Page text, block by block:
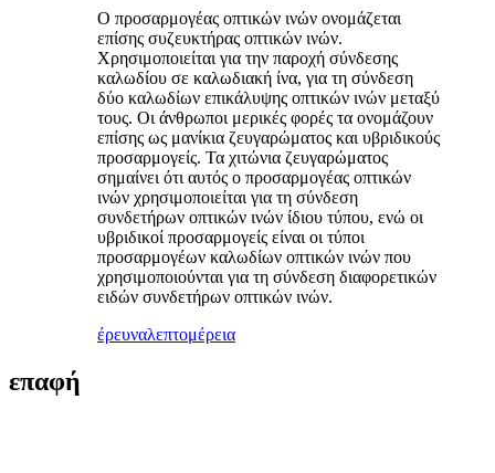
Ο προσαρμογέας οπτικών ινών ονομάζεται
επίσης συζευκτήρας οπτικών ινών.
Χρησιμοποιείται για την παροχή σύνδεσης
καλωδίου σε καλωδιακή ίνα, για τη σύνδεση
δύο καλωδίων επικάλυψης οπτικών ινών μεταξύ
τους. Οι άνθρωποι μερικές φορές τα ονομάζουν
επίσης ως μανίκια ζευγαρώματος και υβριδικούς
προσαρμογείς. Τα χιτώνια ζευγαρώματος
σημαίνει ότι αυτός ο προσαρμογέας οπτικών
ινών χρησιμοποιείται για τη σύνδεση
συνδετήρων οπτικών ινών ίδιου τύπου, ενώ οι
υβριδικοί προσαρμογείς είναι οι τύποι
προσαρμογέων καλωδίων οπτικών ινών που
χρησιμοποιούνται για τη σύνδεση διαφορετικών
ειδών συνδετήρων οπτικών ινών.
έρευναλεπτομέρεια
επαφή